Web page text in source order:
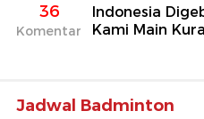
36
Komentar
Indonesia
Kami Main
Jadwal Badminton